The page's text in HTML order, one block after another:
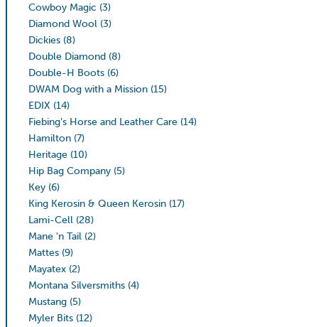
Cowboy Magic (3)
Diamond Wool (3)
Dickies (8)
Double Diamond (8)
Double-H Boots (6)
DWAM Dog with a Mission (15)
EDIX (14)
Fiebing’s Horse and Leather Care (14)
Hamilton (7)
Heritage (10)
Hip Bag Company (5)
Key (6)
King Kerosin & Queen Kerosin (17)
Lami-Cell (28)
Mane 'n Tail (2)
Mattes (9)
Mayatex (2)
Montana Silversmiths (4)
Mustang (5)
Myler Bits (12)